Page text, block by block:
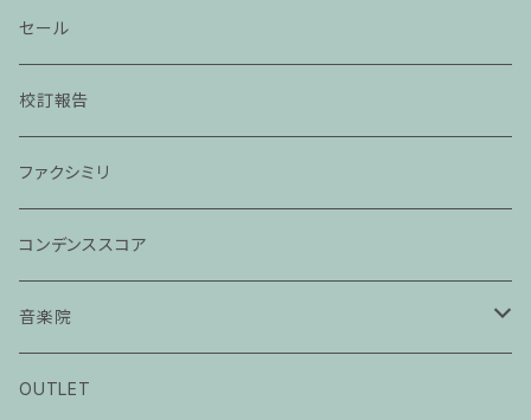
セール
校訂報告
ファクシミリ
コンデンススコア
音楽院
ピアノ科３０分レッスン
OUTLET